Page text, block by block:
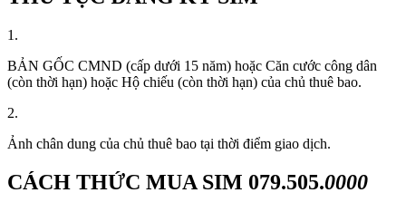
1.
BẢN GỐC CMND (cấp dưới 15 năm) hoặc Căn cước công dân
(còn thời hạn) hoặc Hộ chiếu (còn thời hạn) của chủ thuê bao.
2.
Ảnh chân dung của chủ thuê bao tại thời điểm giao dịch.
CÁCH THỨC MUA SIM 079.505.0000